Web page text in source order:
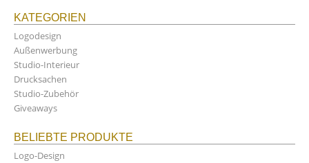
KATEGORIEN
Logodesign
Außenwerbung
Studio-Interieur
Drucksachen
Studio-Zubehör
Giveaways
BELIEBTE PRODUKTE
Logo-Design